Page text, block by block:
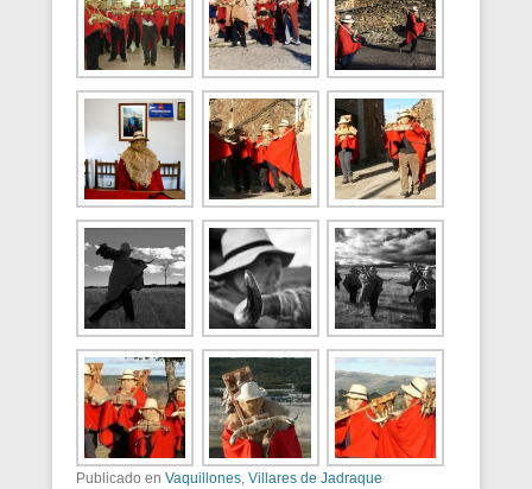
Publicado en Vaquillones, Villares de Jadraque